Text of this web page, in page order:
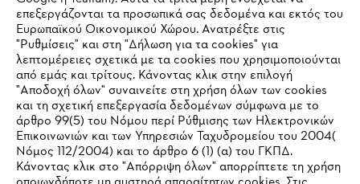
STIHL Συχνές ερωτήσεις
Service
IHR BROWSER WIRD NICHT
UNTERSTÜTZT
επεξεργάζονται τα προσωπικά σας δεδομένα και εκτός του
Ευρωπαϊκού Οικονομικού Χώρου. Ανατρέξτε στις
"Ρυθμίσεις" και στη "Δήλωση για τα cookies" για
λεπτομέρειες σχετικά με τα cookies που χρησιμοποιούνται
από εμάς και τρίτους. Κάνοντας κλικ στην επιλογή
"Αποδοχή όλων" συναινείτε στη χρήση όλων των cookies
και τη σχετική επεξεργασία δεδομένων σύμφωνα με το
άρθρο 99(5) του Νόμου περί Ρύθμισης των Ηλεκτρονικών
Επικοινωνιών και των Υπηρεσιών Ταχυδρομείου του 2004(
Νόμος 112/2004) και το άρθρο 6 (1) (α) του ΓΚΠΔ.
Κάνοντας κλικ στο "Απόρριψη όλων" απορρίπτετε τη χρήση